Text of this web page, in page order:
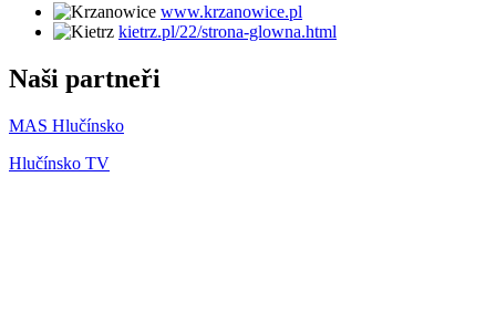
www.krzanowice.pl
kietrz.pl/22/strona-glowna.html
Naši partneři
MAS Hlučínsko
Hlučínsko TV